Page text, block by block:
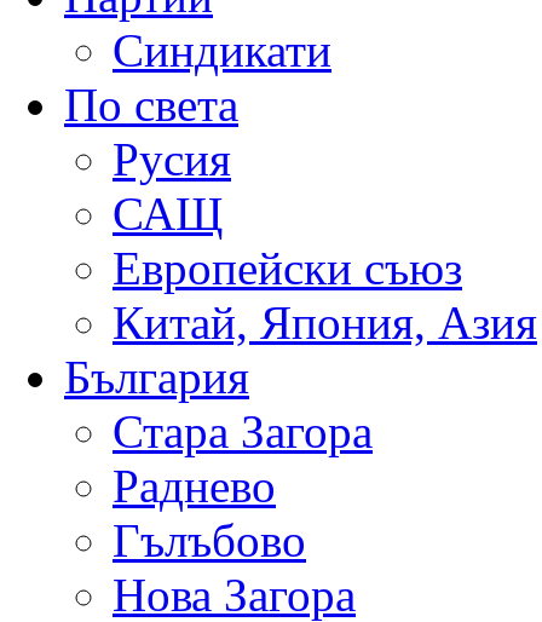
Синдикати
По света
Русия
САЩ
Европейски съюз
Китай, Япония, Азия
България
Стара Загора
Раднево
Гълъбово
Нова Загора